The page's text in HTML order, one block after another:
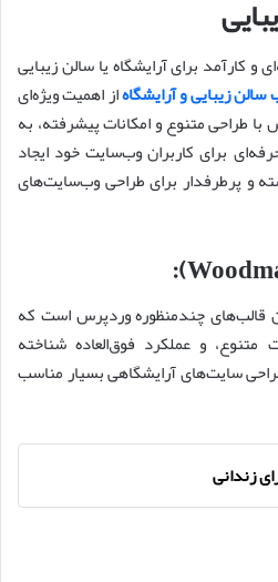
کارآمد برای آرایشگاه یا سالن زیبایی
سالن زیبایی و آرایشگاهاز اهمیت ویژه‌ای
طراحی متنوع و امکانات پیشرفته، به
برای کاربران وب‌سایت خود ایجاد
و پرطرفدار برای طراحی وب‌سایت‌های
قالب‌های چندمنظوره وردپرس است که
متنوع، و عملکرد فوق‌العاده شناخته
سایت‌های آرایشگاهی بسیار مناسب
زندانی